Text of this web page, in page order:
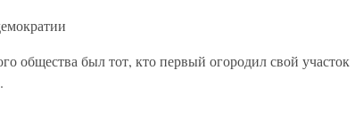
общества был тот, кто первый огородил свой участок